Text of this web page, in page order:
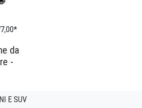
da
-
E SUV